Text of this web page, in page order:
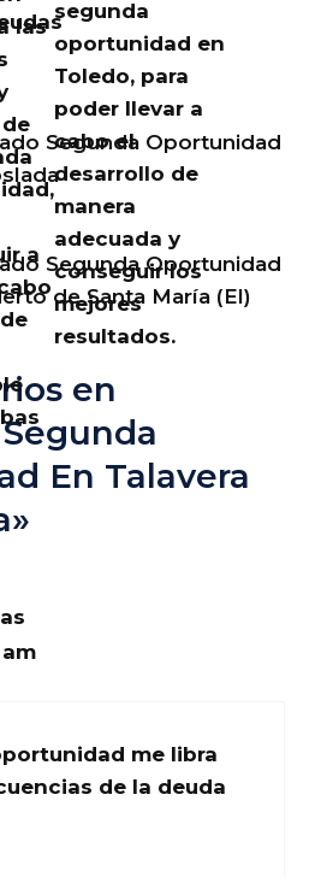
las
a
segunda
oportunidad en
Toledo, para
poder llevar a
cabo el
desarrollo de
manera
adecuada y
conseguir los
mejores
resultados.
Segunda Oportunidad
Segunda Oportunidad
de Santa María (El)
en
En Talavera
am
me libra
de la deuda